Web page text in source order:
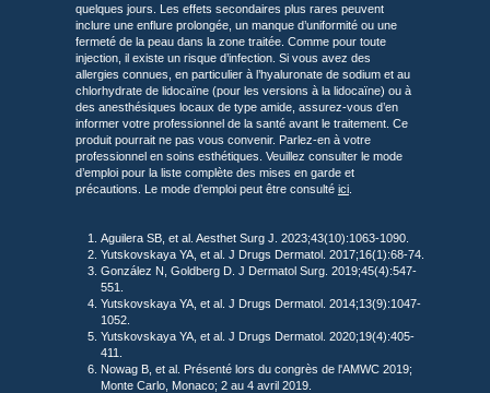
quelques jours. Les effets secondaires plus rares peuvent
inclure une enflure prolongée, un manque d’uniformité ou une
fermeté de la peau dans la zone traitée. Comme pour toute
injection, il existe un risque d’infection. Si vous avez des
allergies connues, en particulier à l’hyaluronate de sodium et au
chlorhydrate de lidocaïne (pour les versions à la lidocaïne) ou à
des anesthésiques locaux de type amide, assurez-vous d’en
informer votre professionnel de la santé avant le traitement. Ce
produit pourrait ne pas vous convenir. Parlez-en à votre
professionnel en soins esthétiques. Veuillez consulter le mode
d’emploi pour la liste complète des mises en garde et
précautions. Le mode d’emploi peut être consulté ici.
Aguilera SB, et al. Aesthet Surg J. 2023;43(10):1063-1090.
Yutskovskaya YA, et al. J Drugs Dermatol. 2017;16(1):68-74.
González N, Goldberg D. J Dermatol Surg. 2019;45(4):547-
551.
Yutskovskaya YA, et al. J Drugs Dermatol. 2014;13(9):1047-
1052.
Yutskovskaya YA, et al. J Drugs Dermatol. 2020;19(4):405-
411.
Nowag B, et al. Présenté lors du congrès de l'AMWC 2019;
Monte Carlo, Monaco; 2 au 4 avril 2019.